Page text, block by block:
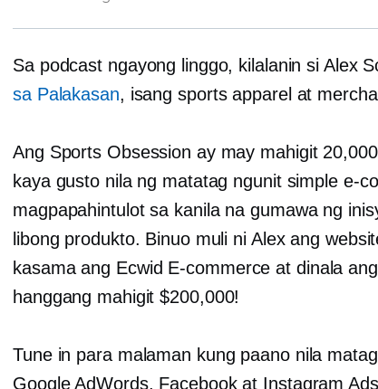
Sa podcast ngayong linggo, kilalanin si Alex
sa Palakasan, isang sports apparel at
Ang Sports Obsession ay may mahigit
kaya gusto nila ng matatag ngunit simple e-
magpapahintulot sa kanila na gumawa ng
libong produkto. Binuo muli ni Alex ang
kasama ang Ecwid E-commerce at dinala
hanggang mahigit $200,000!
Tune in para malaman kung paano nila
Google AdWords, Facebook at Instagram